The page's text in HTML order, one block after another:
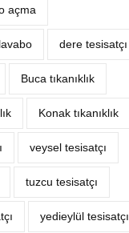
açma
dere tesisatçı
Buca tıkanıklık
Konak tıkanıklık
veysel tesisatçı
tuzcu tesisatçı
yedieylül tesisatçı